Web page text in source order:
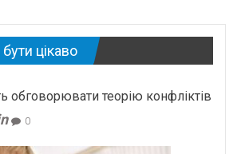
цікаво
обговорювати теорію конфліктів
0